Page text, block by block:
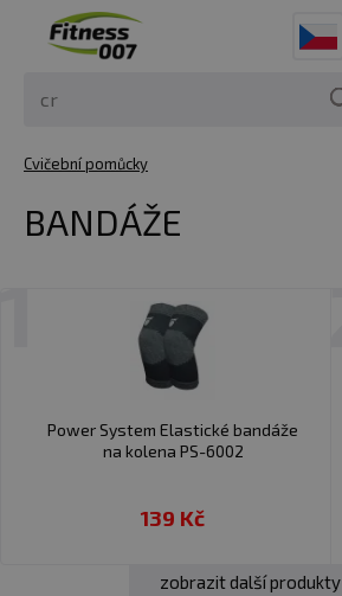
Cvičební pomůcky
BANDÁŽE
Power System Elastické bandáže
na kolena PS-6002
139 Kč
zobrazit další produkty